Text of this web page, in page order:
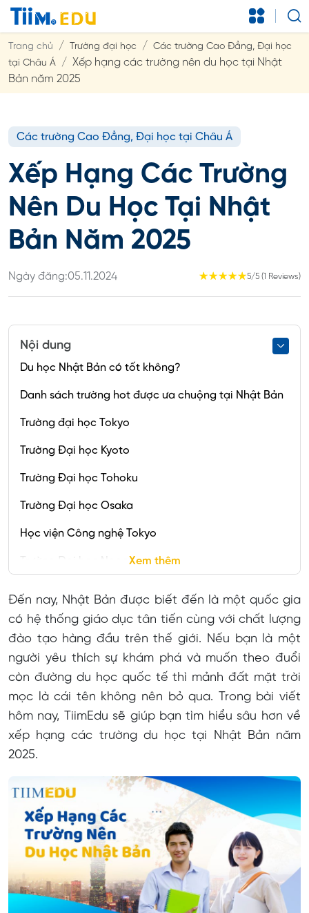
Trang chủ Trường đại học
Các trường Cao Đẳng, Đại học
tại Châu Á
Xếp hạng các trường nên du học tại Nhật
Bản năm 2025
Các trường Cao Đẳng, Đại học tại Châu Á
Xếp Hạng Các Trường
Nên Du Học Tại Nhật
Bản Năm 2025
Ngày đăng:05.11.2024 ☆
☆
☆
☆
☆ 5/5 (1 Reviews)
Nội dung
Du học Nhật Bản có tốt không?
Danh sách trường hot được ưa chuộng tại Nhật Bản
Trường đại học Tokyo
Trường Đại học Kyoto
Trường Đại học Tohoku
Trường Đại học Osaka
Học viện Công nghệ Tokyo
Trường Đại học Nagoya
Trường Đại học Hokkaido
Trường Đại học Tsukuba
Trường Đại học Aizu
Xem thêm
Đến nay, Nhật Bản được biết đến là một quốc gia
có hệ thống giáo dục tân tiến cùng với chất lượng
đào tạo hàng đầu trên thế giới. Nếu bạn là một
người yêu thích sự khám phá và muốn theo đuổi
còn đường du học quốc tế thì mảnh đất mặt trời
mọc là cái tên không nên bỏ qua. Trong bài viết
hôm nay, TiimEdu sẽ giúp bạn tìm hiểu sâu hơn về
xếp hạng các trường du học tại Nhật Bản năm
2025.